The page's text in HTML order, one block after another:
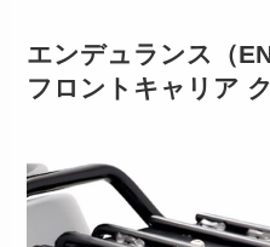
エンデュランス（
フロントキャリア